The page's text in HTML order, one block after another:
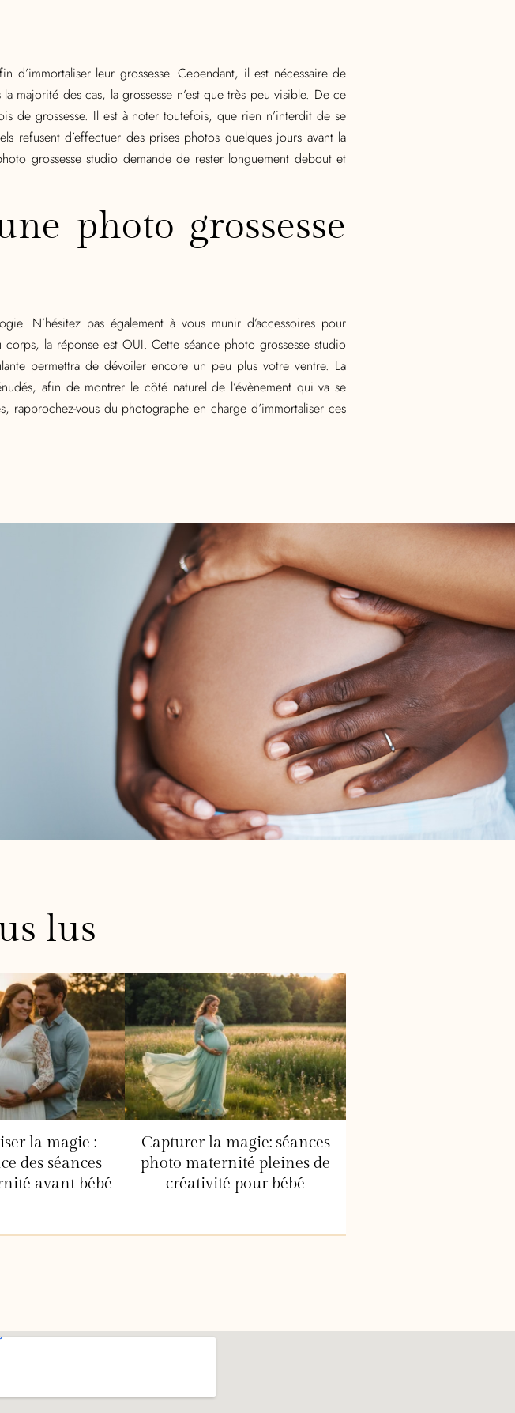
leur grossesse. Cependant, il est nécessaire de
majorité des cas, la grossesse n’est que très peu visible. De ce
de grossesse. Il est à noter toutefois, que rien n’interdit de se
refusent d’effectuer des prises photos quelques jours avant la
grossesse studio demande de rester longuement debout et
photo grossesse
N’hésitez pas également à vous munir d’accessoires pour
la réponse est OUI. Cette séance photo grossesse studio
permettra de dévoiler encore un peu plus votre ventre. La
afin de montrer le côté naturel de l’évènement qui va se
vous du photographe en charge d’immortaliser ces
lus
la magie :
des séances
avant bébé
Capturer la magie: séances
photo maternité pleines de
créativité pour bébé